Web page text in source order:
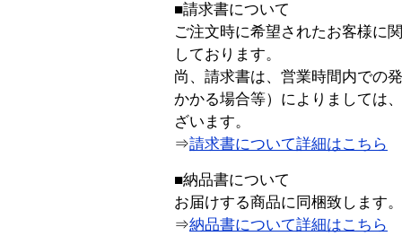
■請求書について
ご注文時に希望されたお客様に
しております。
尚、請求書は、営業時間内での
かかる場合等）によりましては
ざいます。
⇒請求書について詳細はこちら
■納品書について
お届けする商品に同梱致します。
⇒納品書について詳細はこちら